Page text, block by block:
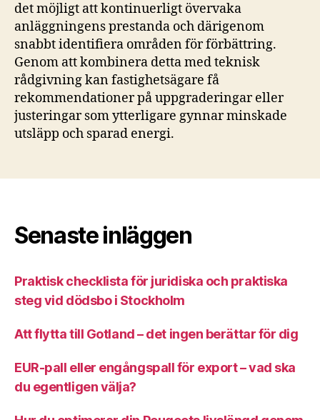
det möjligt att kontinuerligt övervaka
anläggningens prestanda och därigenom
snabbt identifiera områden för förbättring.
Genom att kombinera detta med teknisk
rådgivning kan fastighetsägare få
rekommendationer på uppgraderingar eller
justeringar som ytterligare gynnar minskade
utsläpp och sparad energi.
Senaste inläggen
Praktisk checklista för juridiska och praktiska
steg vid dödsbo i Stockholm
Att flytta till Gotland – det ingen berättar för dig
EUR-pall eller engångspall för export – vad ska
du egentligen välja?